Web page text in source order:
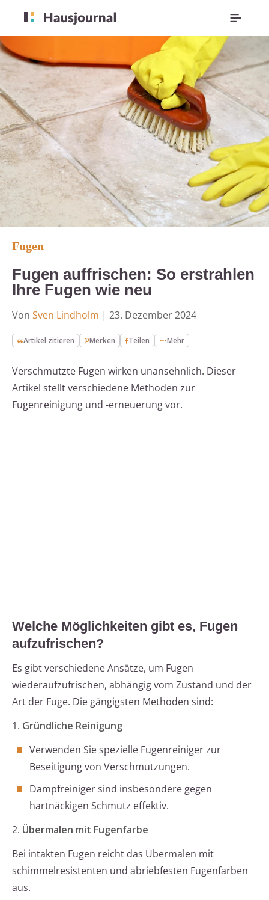
Fugen
Fugen auffrischen: So erstrahlen
Ihre Fugen wie neu
Von Sven Lindholm | 23. Dezember 2024
Artikel zitieren Merken Teilen Mehr
Verschmutzte Fugen wirken unansehnlich. Dieser
Artikel stellt verschiedene Methoden zur
Fugenreinigung und -erneuerung vor.
Welche Möglichkeiten gibt es, Fugen
aufzufrischen?
Es gibt verschiedene Ansätze, um Fugen
wiederaufzufrischen, abhängig vom Zustand und der
Art der Fuge. Die gängigsten Methoden sind:
1. Gründliche Reinigung
Verwenden Sie spezielle Fugenreiniger zur
Beseitigung von Verschmutzungen.
Dampfreiniger sind insbesondere gegen
hartnäckigen Schmutz effektiv.
2. Übermalen mit Fugenfarbe
Bei intakten Fugen reicht das Übermalen mit
schimmelresistenten und abriebfesten Fugenfarben
aus.